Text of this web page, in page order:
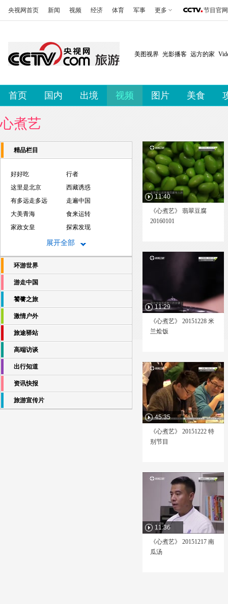
央视网首页 新闻 视频 经济 体育 军事 更多 节目官网
美图视界 光影播客 远方的家
首页 国内 出境 视频 图片 美食
心煮艺
精品栏目
好好吃
行者
这里是北京
西藏诱惑
有多远走多远
走遍中国
大美青海
食来运转
家政女皇
探索发现
大驾光临
世界游
西藏风情
旅游新时空
天府旅游
蔚蓝的故乡
跨越亚洲途观之旅
爽食行天下
我是探路者
美丽目的地
畅游北京
荒野求生
海南岛纪事
文明之印
展开全部
环游世界
游走中国
饕餮之旅
激情户外
旅途驿站
高端访谈
出行知道
资讯快报
旅游宣传片
11:40
《心煮艺》 翡翠豆腐
20160101
11:29
《心煮艺》 20151228 米
兰烩饭
45:35
《心煮艺》 20151222 特
别节目
11:36
《心煮艺》 20151217 南
瓜汤